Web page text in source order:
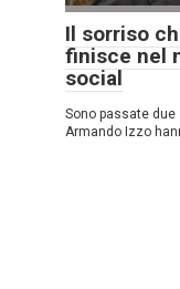
Il sorriso
finisce nel
social
Sono passate
Armando Izzo